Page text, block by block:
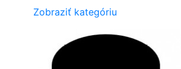
Zobraziť kategóriu